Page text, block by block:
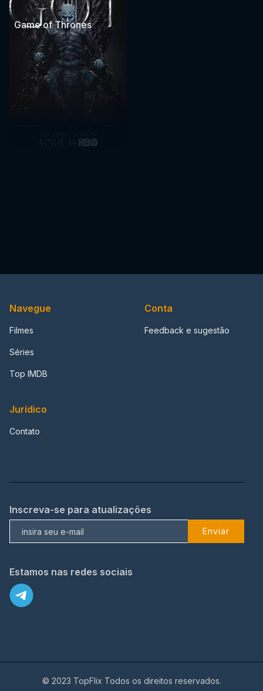
Game of Thrones
Navegue
Filmes
Séries
Top IMDB
Conta
Feedback e sugestão
Jurídico
Contato
Inscreva-se para atualizações
Enviar
Estamos nas redes sociais
© 2023 TopFlix Todos os direitos reservados.